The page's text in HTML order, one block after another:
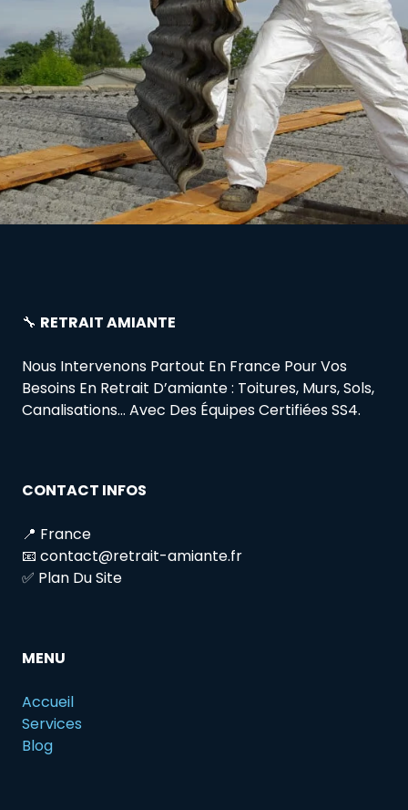
🔧 RETRAIT AMIANTE
Nous Intervenons Partout En France Pour Vos
Besoins En Retrait D’amiante : Toitures, Murs, Sols,
Canalisations… Avec Des Équipes Certifiées SS4.
CONTACT INFOS
📍 France
📧 contact@retrait-amiante.fr
✅ Plan Du Site
MENU
Accueil
Services
Blog